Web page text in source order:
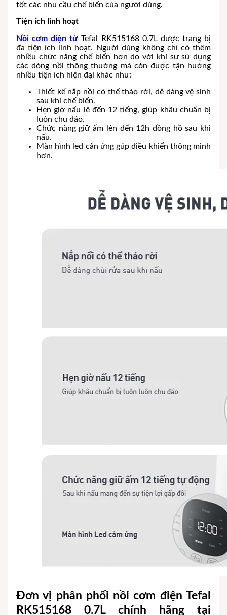
tốt các nhu cầu chế biến của người dùng.
Tiện ích linh hoạt
Nồi cơm điện tử Tefal RK515168 0.7L được trang bị
đa tiện ích linh hoạt. Người dùng không chỉ có thêm
nhiều chức năng chế biến hơn do với khi sư sử dụng
các dòng nồi thông thường mà còn được tận hưởng
nhiều tiện ích hiện đại khác như:
Thiết kế nắp nồi có thể tháo rời, dễ dàng vệ sinh
sau khi chế biến.
Hẹn giờ nấu lê đến 12 tiếng, giúp khâu chuẩn bị
luôn chu đáo.
Chức năng giữ ấm lên đến 12h đồng hồ sau khi
nấu.
Màn hình led cản ứng gúp điều khiển thông minh
hơn.
Đơn vị phân phối nồi cơm điện Tefal
RK515168 0.7L chính hãng tại